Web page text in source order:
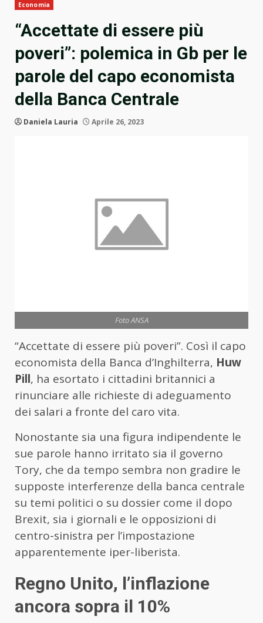
Economia
“Accettate di essere più
poveri”: polemica in Gb per le
parole del capo economista
della Banca Centrale
Daniela Lauria Aprile 26, 2023
Foto ANSA
“Accettate di essere più poveri”. Così il capo
economista della Banca d’Inghilterra, Huw
Pill, ha esortato i cittadini britannici a
rinunciare alle richieste di adeguamento
dei salari a fronte del caro vita.
Nonostante sia una figura indipendente le
sue parole hanno irritato sia il governo
Tory, che da tempo sembra non gradire le
supposte interferenze della banca centrale
su temi politici o su dossier come il dopo
Brexit, sia i giornali e le opposizioni di
centro-sinistra per l’impostazione
apparentemente iper-liberista.
Regno Unito, l’inflazione
ancora sopra il 10%